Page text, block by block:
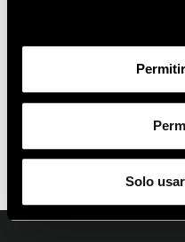
Solo
Señalizador